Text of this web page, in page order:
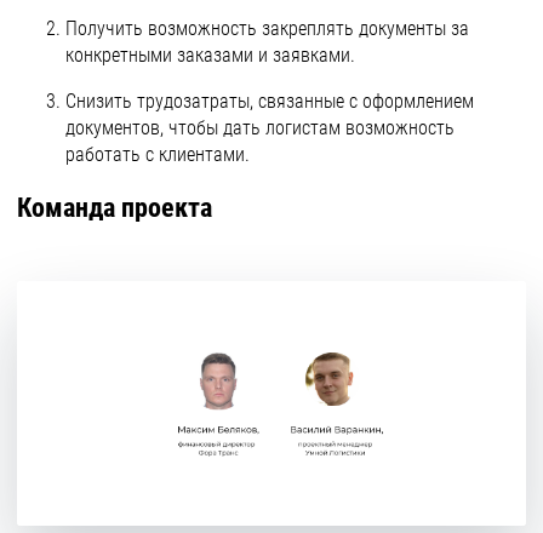
Получить возможность закреплять документы за
конкретными заказами и заявками.
Снизить трудозатраты, связанные с оформлением
документов, чтобы дать логистам возможность
работать с клиентами.
Команда проекта